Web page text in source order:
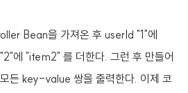
Bean을 가져온 후 userId "1"에
에 "item2" 를 더한다. 그런 후 만들어
든 key-value 쌍을 출력한다. 이제 코